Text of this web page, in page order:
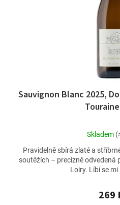
Sauvignon Blanc 2025,
je
5
Skladem
269
Pravidelně sbírá zlaté a
soutěžích – precizně odvedená
Loiry. Líbí se